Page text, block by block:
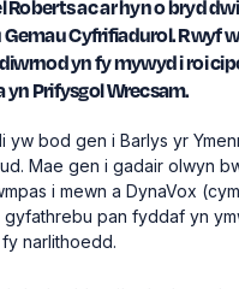
Roberts ac ar hyn o bryd
Cyfrifiadurol. Rwyf
yn fy mywyd i roi
yn Prifysgol Wrecsam.
yw bod gen i Barlys yr
Mae gen i gadair olwyn
i mewn a DynaVox
gyfathrebu pan fyddaf yn
narlithoedd.